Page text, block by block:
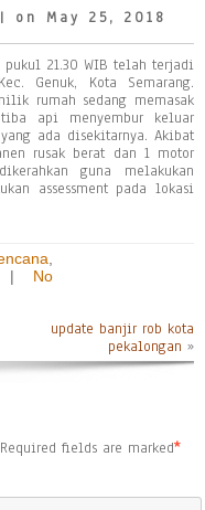
| on May 25, 2018
21.30 WIB telah terjadi
Genuk, Kota Semarang.
rumah sedang memasak
api menyembur keluar
ada disekitarnya. Akibat
rusak berat dan 1 motor
guna melakukan
assessment pada lokasi
| No
update banjir rob kota
pekalongan »
Required fields are marked*